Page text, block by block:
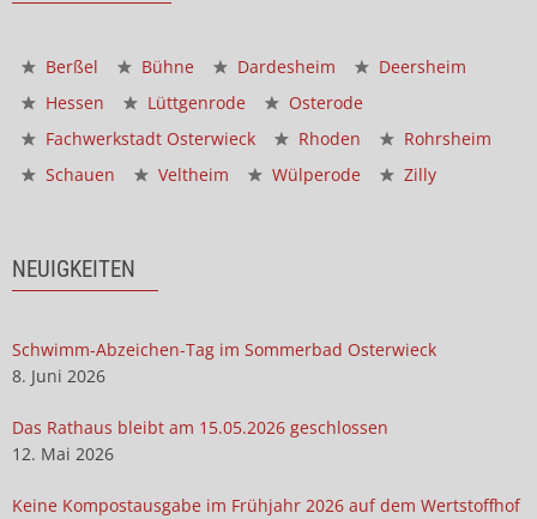
Berßel Bühne Dardesheim
Deersheim
Hessen
Lüttgenrode
Osterode
Fachwerkstadt Osterwieck
Rhoden
Rohrsheim
Schauen
Veltheim Wülperode Zilly
NEUIGKEITEN
Schwimm-Abzeichen-Tag im Sommerbad Osterwieck
8. Juni 2026
Das Rathaus bleibt am 15.05.2026 geschlossen
12. Mai 2026
Keine Kompostausgabe im Frühjahr 2026 auf dem Wertstoffhof